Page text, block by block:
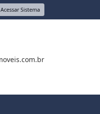
Acessar Sistema